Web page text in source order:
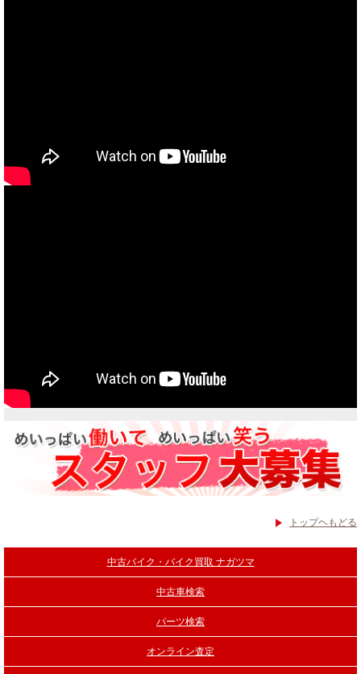
トップヘもどる
中古バイク・バイク買取 ナガツマ
中古車検索
パーツ検索
オンライン査定